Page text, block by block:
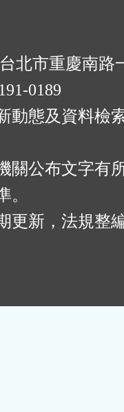
北市重慶南路
0189
動態及資料檢
關公布文字有
。
更新，法規整